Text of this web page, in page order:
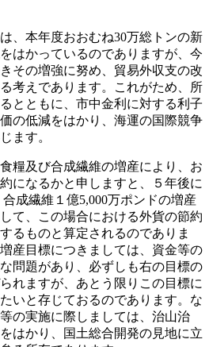
、本年度おおむね30万総トンの新
はかっているのでありますが、今
その増強に努め、貿易外収支の改
考えであります。これがため、所
とともに、市中金利に対する利子
の低減をはかり、海運の国際競争
ます。
糧及び合成繊維の増産により、お
になるかと申しますと、５年後に
成繊維１億5,000万ポンドの増産
て、この場合における外貨の節約
るものと算定されるのでありま
産目標につきましては、資金等の
問題があり、必ずしも右の目標の
れますが、あとう限りこの目標に
いと存じておるのであります。な
の実施に際しましては、治山治
はかり、国土総合開発の見地に立